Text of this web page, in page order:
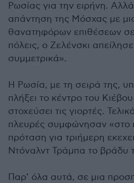
Ρωσίας για την ειρήνη.
απάντηση της Μόσχας με
θανατηφόρων επιθέσεων
πόλεις, ο Ζελένσκι
συμμετρικά».
Η Ρωσία, με τη σειρά της,
πλήξει το κέντρο του
στοχεύσει τις γιορτές.
πλευρές συμφώνησαν «στο
πρόταση για τριήμερη
Ντόναλντ Τράμπα το βράδυ
Παρ’ όλα αυτά, σε μια